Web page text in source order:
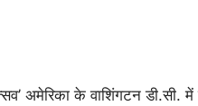
अमेरिका के वाशिंगटन